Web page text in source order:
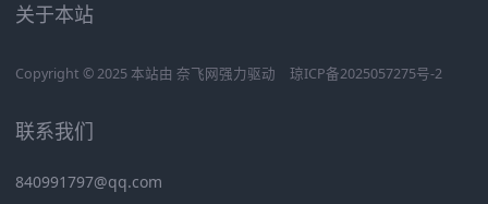
关于本站
Copyright © 2025 本站由 奈飞网强力驱动 琼ICP备2025057275号-2
联系我们
840991797@qq.com